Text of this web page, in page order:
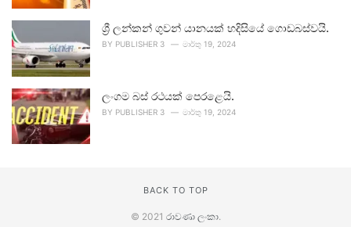
ශ්‍රී ලන්කන් ගුවන් යානයක් හදිසියේ ගොඩබස්වයි.
BY PUBLISHER 3 මාර්තු 19, 2024
ලංගම බස් රථයක් පෙරළෙයි.
BY PUBLISHER 3 මාර්තු 19, 2024
BACK TO TOP
© 2021 රාවණා ලංකා.